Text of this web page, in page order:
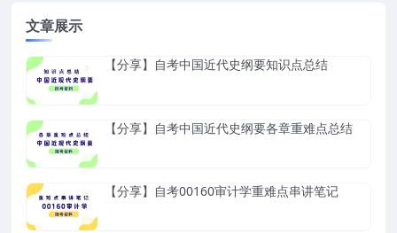
文章展示
【分享】自考中国近代史纲要知识点总结
【分享】自考中国近代史纲要各章重难点总结
【分享】自考00160审计学重难点串讲笔记